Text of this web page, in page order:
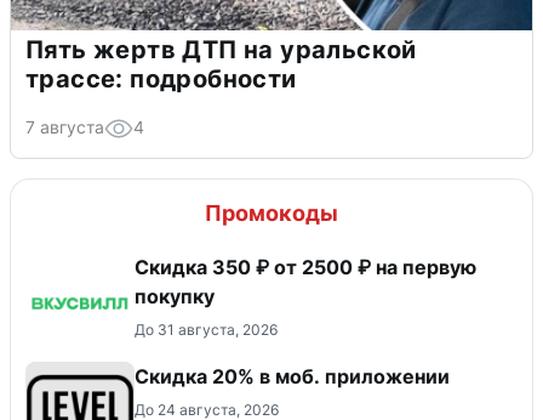
Пять жертв ДТП на уральской
трассе: подробности
7 августа 4
Промокоды
Скидка 350 ₽ от 2500 ₽ на первую
покупку
До 31 августа, 2026
Скидка 20% в моб. приложении
До 24 августа, 2026